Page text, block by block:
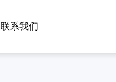
联系我们